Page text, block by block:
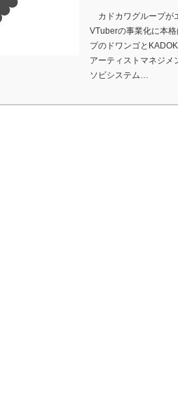
カドカワグループが
VTuberの事業化に本
プのドワンゴと
アーティストマネジメ
ソビシステム…